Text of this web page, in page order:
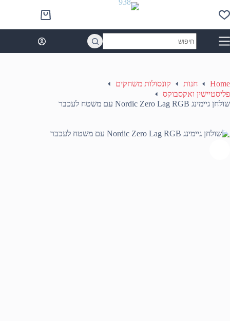
to
content
Shopping
cart
results
Home חנות
קונסולות משחקים
פליסטיישין ואקסבוקס
שולחן גיימינג Nordic Zero Lag RGB עם משטח לעכבר